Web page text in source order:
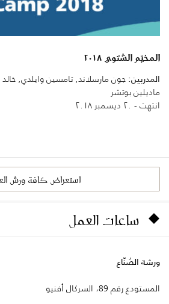
المخيّم الشتوي ٢٠١٨
المدربين: جون مارسلاند, تامسين وايلدي,
ماديلين بوتشر
انتهت - ٢٠ ديسمبر ٢٠١٨
استعراض كافة ورش
ساعات العمل
ورشة الصُنّاع
المستودع رقم 89، السركال أفنيو